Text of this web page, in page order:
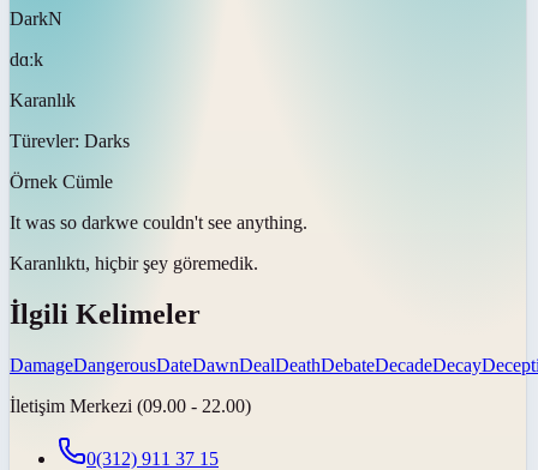
DarkN
dɑːk
Karanlık
Türevler: Darks
Örnek Cümle
It was so darkwe couldn't see anything.
Karanlıktı, hiçbir şey göremedik.
İlgili Kelimeler
DamageDangerousDateDawnDealDeathDebateDecadeDecay
İletişim Merkezi (09.00 - 22.00)
0(312) 911 37 15